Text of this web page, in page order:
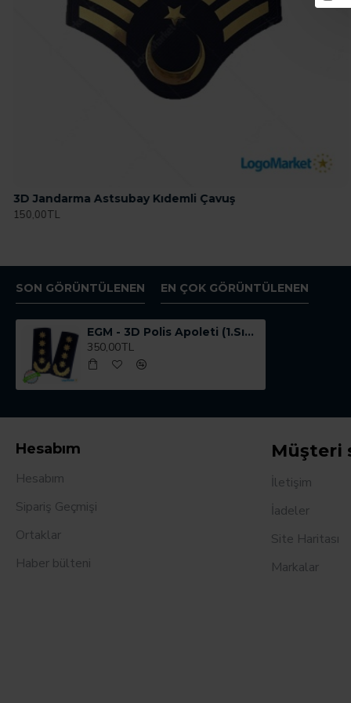
3D Jandarma Astsubay Kıdemli Çavuş
150,00TL
SON GÖRÜNTÜLENEN EN ÇOK GÖRÜNTÜLENEN
EGM - 3D Polis Apoleti (1.Sınıf Emniyet Müdürü) TPU ARMALI
350,00TL
Hesabım
Hesabım
Sipariş Geçmişi
Ortaklar
Haber bülteni
Müşteri
İletişim
İadeler
Site Haritası
Markalar